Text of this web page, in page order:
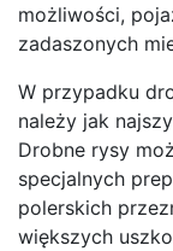
możliwości,
zadaszonych
W przypadku
należy jak
Drobne rysy
specjalnych
polerskich
większych